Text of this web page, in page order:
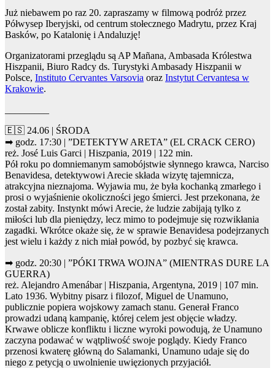
Już niebawem po raz 20. zapraszamy w filmową podróż przez
Półwysep Iberyjski, od centrum stołecznego Madrytu, przez Kraj
Basków, po Katalonię i Andaluzję!
Organizatorami przeglądu są AP Mañana, Ambasada Królestwa
Hiszpanii, Biuro Radcy ds. Turystyki Ambasady Hiszpanii w
Polsce, Instituto Cervantes Varsovia oraz Instytut Cervantesa w
Krakowie.
🇪🇸 24.06 | ŚRODA
➡ godz. 17:30 | ”DETEKTYW ARETA” (EL CRACK CERO)
reż. José Luis Garci | Hiszpania, 2019 | 122 min.
Pół roku po domniemanym samobójstwie słynnego krawca, Narciso
Benavidesa, detektywowi Arecie składa wizytę tajemnicza,
atrakcyjna nieznajoma. Wyjawia mu, że była kochanką zmarłego i
prosi o wyjaśnienie okoliczności jego śmierci. Jest przekonana, że
został zabity. Instynkt mówi Arecie, że ludzie zabijają tylko z
miłości lub dla pieniędzy, lecz mimo to podejmuje się rozwikłania
zagadki. Wkrótce okaże się, że w sprawie Benavidesa podejrzanych
jest wielu i każdy z nich miał powód, by pozbyć się krawca.
➡ godz. 20:30 | ”PÓKI TRWA WOJNA” (MIENTRAS DURE LA
GUERRA)
reż. Alejandro Amenábar | Hiszpania, Argentyna, 2019 | 107 min.
Lato 1936. Wybitny pisarz i filozof, Miguel de Unamuno,
publicznie popiera wojskowy zamach stanu. Generał Franco
prowadzi udaną kampanię, której celem jest objęcie władzy.
Krwawe oblicze konfliktu i liczne wyroki powodują, że Unamuno
zaczyna podawać w wątpliwość swoje poglądy. Kiedy Franco
przenosi kwaterę główną do Salamanki, Unamuno udaje się do
niego z petycją o uwolnienie uwięzionych przyjaciół.